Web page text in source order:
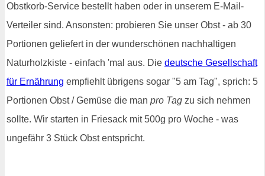
Obstkorb-Service bestellt haben oder in unserem E-Mail-
Verteiler sind. Ansonsten: probieren Sie unser Obst - ab 30
Portionen geliefert in der wunderschönen nachhaltigen
Naturholzkiste - einfach 'mal aus. Die deutsche Gesellschaft
für Ernährung empfiehlt übrigens sogar "5 am Tag", sprich: 5
Portionen Obst / Gemüse die man pro Tag zu sich nehmen
sollte. Wir starten in Friesack mit 500g pro Woche - was
ungefähr 3 Stück Obst entspricht.